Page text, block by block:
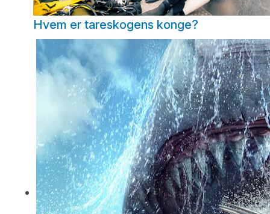
Hvem er tareskogens konge?